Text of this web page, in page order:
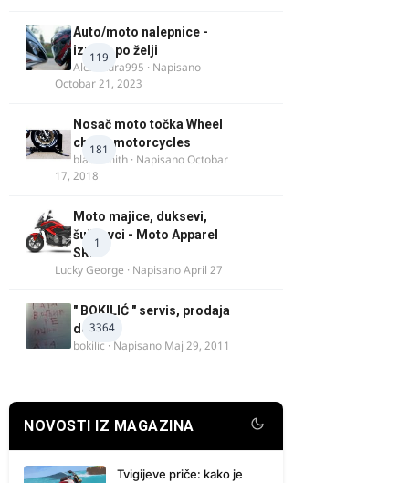
119
Auto/moto nalepnice -
izrada po želji
Alexandra995 · Napisano
Octobar 21, 2023
181
Nosač moto točka Wheel
chock motorcycles
blacksmith · NapisanoOctobar
17, 2018
1
Moto majice, duksevi,
šuškavci - Moto Apparel
SRB
Lucky George · NapisanoApril 27
3364
" BOKILIĆ " servis, prodaja
delova
bokilic · Napisano Maj 29, 2011
NOVOSTI IZ MAGAZINA
Tvigijeve priče: kako je